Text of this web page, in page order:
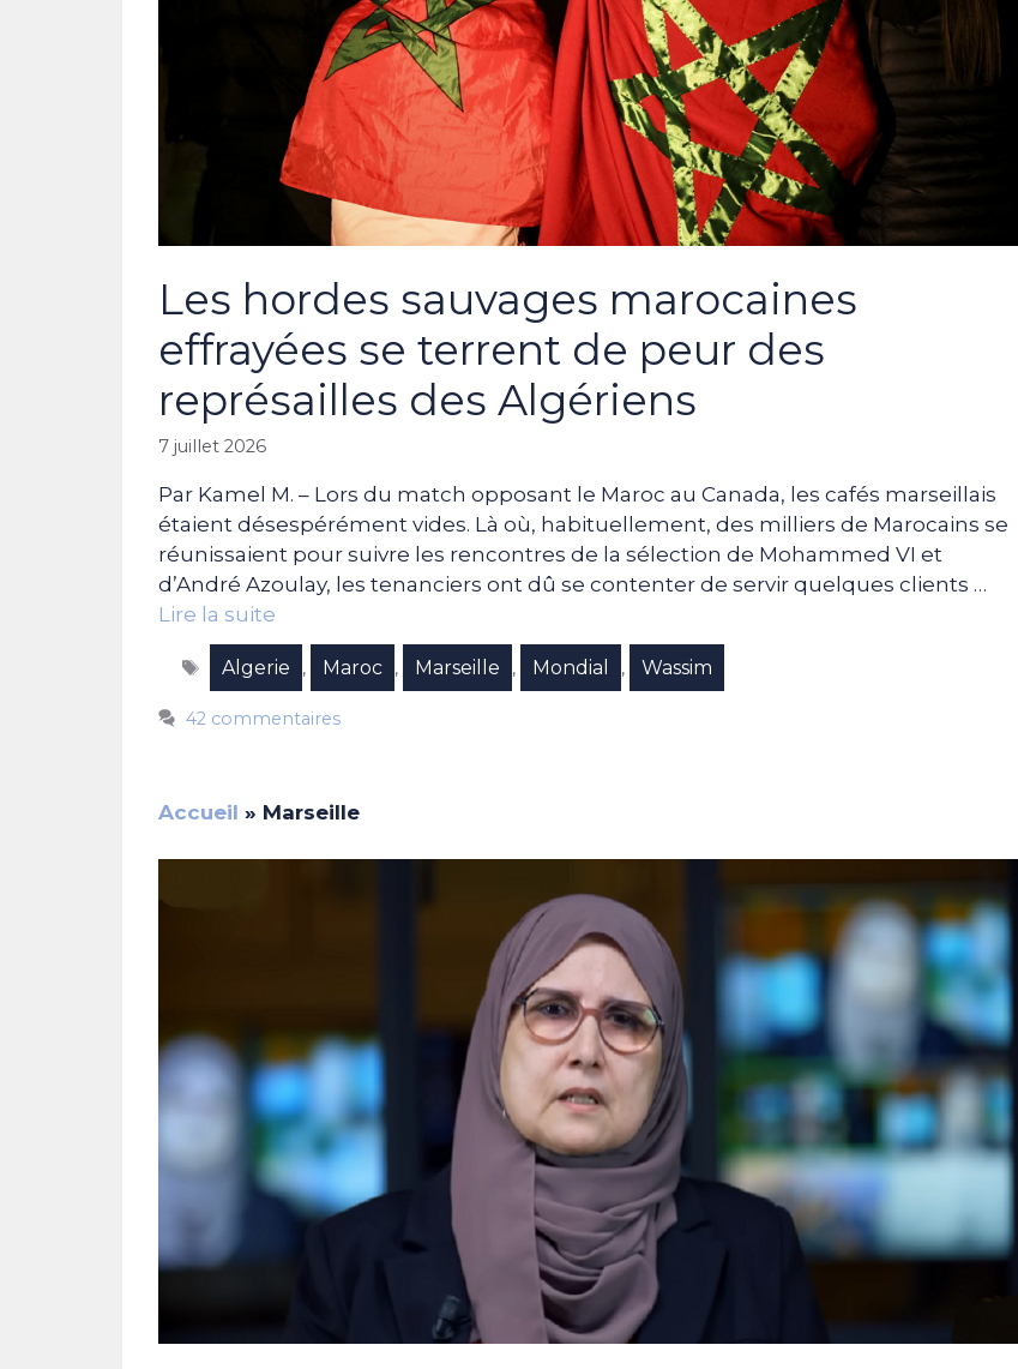
Les hordes sauvages marocaines
effrayées se terrent de peur des
représailles des Algériens
7 juillet 2026
Par Kamel M. – Lors du match opposant le Maroc au Canada, les cafés marseillais
étaient désespérément vides. Là où, habituellement, des milliers de Marocains se
réunissaient pour suivre les rencontres de la sélection de Mohammed VI et
d’André Azoulay, les tenanciers ont dû se contenter de servir quelques clients …
Lire la suite
Étiquettes
Algerie , Maroc , Marseille , Mondial , Wassim
42 commentaires
Accueil » Marseille